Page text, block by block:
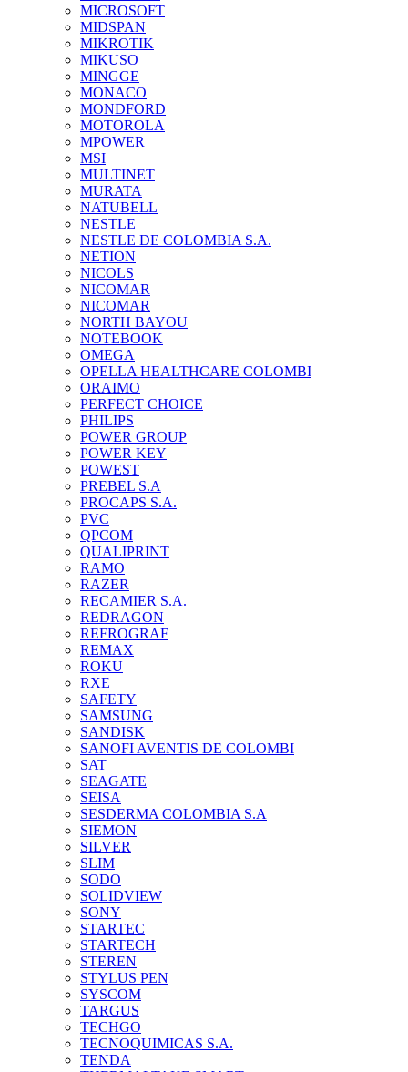
MICROSOFT
MIDSPAN
MIKROTIK
MIKUSO
MINGGE
MONACO
MONDFORD
MOTOROLA
MPOWER
MSI
MULTINET
MURATA
NATUBELL
NESTLE
NESTLE DE COLOMBIA S.A.
NETION
NICOLS
NICOMAR
NICOMAR
NORTH BAYOU
NOTEBOOK
OMEGA
OPELLA HEALTHCARE COLOMBI
ORAIMO
PERFECT CHOICE
PHILIPS
POWER GROUP
POWER KEY
POWEST
PREBEL S.A
PROCAPS S.A.
PVC
QPCOM
QUALIPRINT
RAMO
RAZER
RECAMIER S.A.
REDRAGON
REFROGRAF
REMAX
ROKU
RXE
SAFETY
SAMSUNG
SANDISK
SANOFI AVENTIS DE COLOMBI
SAT
SEAGATE
SEISA
SESDERMA COLOMBIA S.A
SIEMON
SILVER
SLIM
SODO
SOLIDVIEW
SONY
STARTEC
STARTECH
STEREN
STYLUS PEN
SYSCOM
TARGUS
TECHGO
TECNOQUIMICAS S.A.
TENDA